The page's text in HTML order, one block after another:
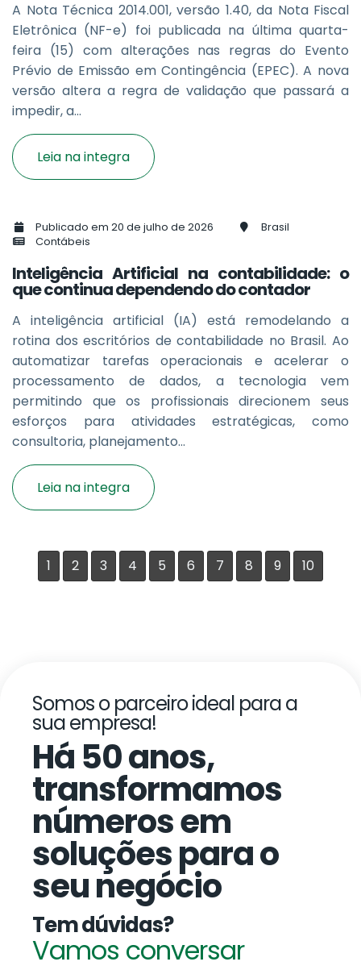
A Nota Técnica 2014.001, versão 1.40, da Nota Fiscal
Eletrônica (NF-e) foi publicada na última quarta-
feira (15) com alterações nas regras do Evento
Prévio de Emissão em Contingência (EPEC). A nova
versão altera a regra de validação que passará a
impedir, a...
Leia na integra
Publicado em 20 de julho de 2026
Brasil
Contábeis
Inteligência Artificial na contabilidade: o
que continua dependendo do contador
A inteligência artificial (IA) está remodelando a
rotina dos escritórios de contabilidade no Brasil. Ao
automatizar tarefas operacionais e acelerar o
processamento de dados, a tecnologia vem
permitindo que os profissionais direcionem seus
esforços para atividades estratégicas, como
consultoria, planejamento...
Leia na integra
1 2 3 4 5 6 7 8 9 10
Somos o parceiro ideal para a
sua empresa!
Há 50 anos,
transformamos
números em
soluções para o
seu negócio
Tem dúvidas?
Vamos conversar